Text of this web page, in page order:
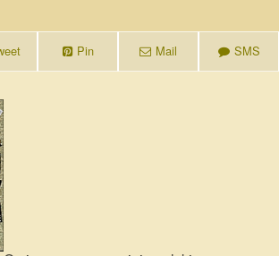
Pin Mail SMS